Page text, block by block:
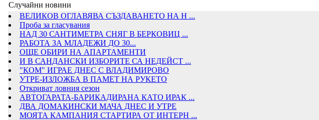
Случайни новини
ВЕЛИКОВ ОГЛАВЯВА СЪЗДАВАНЕТО НА Н ...
Проба за гласувания
НАД 30 САНТИМЕТРА СНЯГ В БЕРКОВИЦ ...
РАБОТА ЗА МЛАДЕЖИ ДО 30...
ОЩЕ ОБИРИ НА АПАРТАМЕНТИ
И В САНДАНСКИ ИЗБОРИТЕ СА НЕДЕЙСТ ...
"КОМ" ИГРАЕ ДНЕС С ВЛАДИМИРОВО
УТРЕ-ИЗЛОЖБА В ПАМЕТ НА РУКЕТО
Откриват ловния сезон
АВТОГАРАТА-БАРИКАДИРАНА КАТО ИРАК ...
ДВА ДОМАКИНСКИ МАЧА ДНЕС И УТРЕ
МОЯТА КАМПАНИЯ СТАРТИРА ОТ ИНТЕРН ...